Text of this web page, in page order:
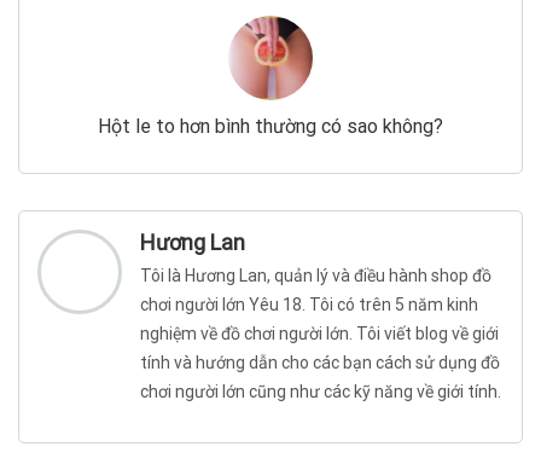
Hột le to hơn bình thường có sao không?
Hương Lan
Tôi là Hương Lan, quản lý và điều hành shop đồ
chơi người lớn Yêu 18. Tôi có trên 5 năm kinh
nghiệm về đồ chơi người lớn. Tôi viết blog về giới
tính và hướng dẫn cho các bạn cách sử dụng đồ
chơi người lớn cũng như các kỹ năng về giới tính.